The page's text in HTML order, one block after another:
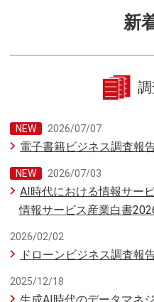
新
2026/07/07
電子書籍ビジネス調査報
2026/07/03
AI時代における情報サー
情報サービス産業
2026/02/02
ドローンビジネス調査報
2025/12/18
生成AI時代のデータマネ